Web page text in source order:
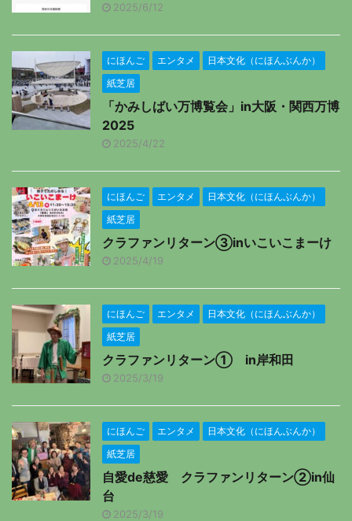
2025/6/12
にほんご エンタメ
日本文化（にほんぶんか）
紙芝居
「かみしばい万博覧会」in大阪・関西万博
2025
2025/4/22
にほんご エンタメ
日本文化（にほんぶんか）
紙芝居
クラファンリターン③inいこいこまーけ
2025/4/19
にほんご エンタメ
日本文化（にほんぶんか）
紙芝居
クラファンリターン① in岸和田
2025/3/19
にほんご エンタメ
日本文化（にほんぶんか）
紙芝居
自愛de慈愛 クラファンリターン②in仙
台
2025/3/19